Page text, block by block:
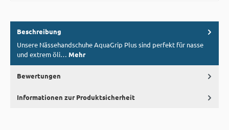
Beschreibung
Unsere Nässehandschuhe AquaGrip Plus sind perfekt für nasse
und extrem öli… Mehr
Bewertungen
Informationen zur Produktsicherheit